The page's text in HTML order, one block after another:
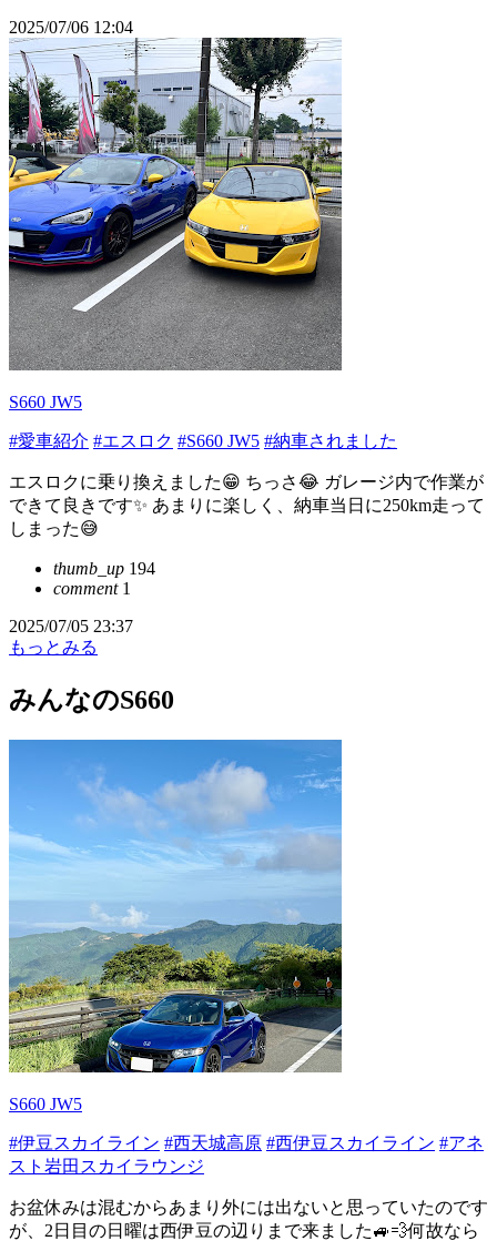
2025/07/06 12:04
S660 JW5
#愛車紹介 #エスロク #S660 JW5 #納車されました
エスロクに乗り換えました😁 ちっさ😂 ガレージ内で作業が
できて良きです✨ あまりに楽しく、納車当日に250km走って
しまった😅
thumb_up 194
comment1
2025/07/05 23:37
もっとみる
みんなのS660
S660 JW5
#伊豆スカイライン #西天城高原 #西伊豆スカイライン #アネ
スト岩田スカイラウンジ
お盆休みは混むからあまり外には出ないと思っていたのです
が、2日目の日曜は西伊豆の辺りまで来ました🚙💨何故なら